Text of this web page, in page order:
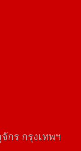
กร​ กรุงเทพฯ